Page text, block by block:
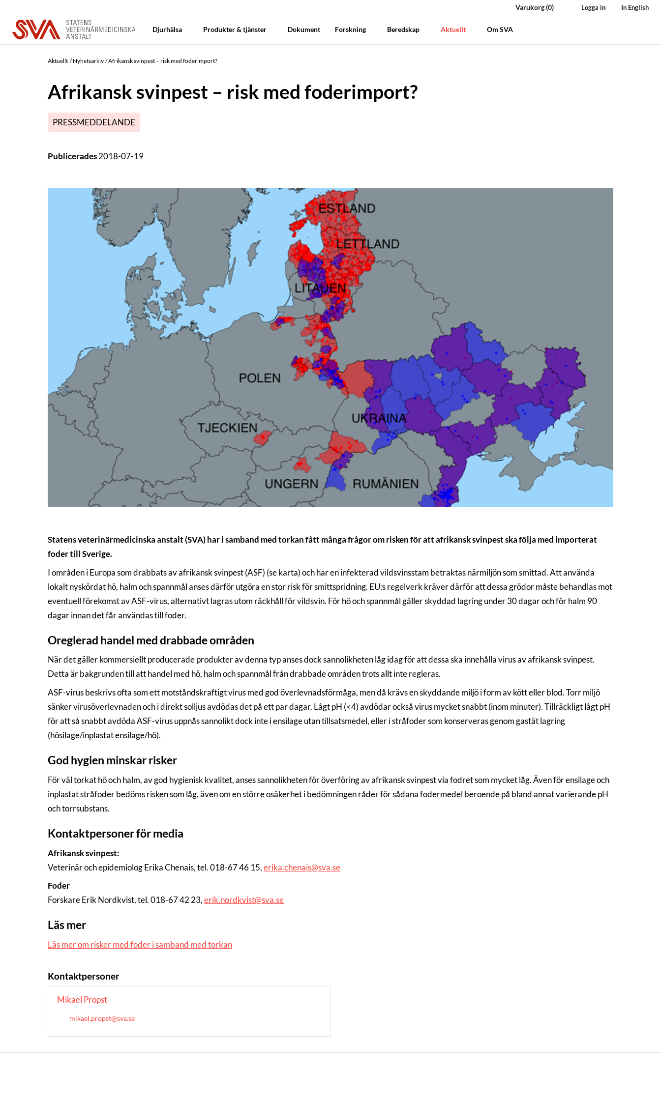
Varukorg(0) Logga in In English
Djurhälsa Produkter & tjänster Dokument Forskning Beredskap Aktuellt Om SVA
Aktuellt Nyhetsarkiv Afrikansk svinpest – risk med foderimport?
Afrikansk svinpest – risk med foderimport?
PRESSMEDDELANDE
Publicerades2018-07-19
Statens veterinärmedicinska anstalt (SVA) har i samband med torkan fått många frågor om risken för att afrikansk svinpest ska följa med importerat
foder till Sverige.
I områden i Europa som drabbats av afrikansk svinpest (ASF) (se karta) och har en infekterad vildsvinsstam betraktas närmiljön som smittad. Att använda
lokalt nyskördat hö, halm och spannmål anses därför utgöra en stor risk för smittspridning. EU:s regelverk kräver därför att dessa grödor måste behandlas mot
eventuell förekomst av ASF-virus, alternativt lagras utom räckhåll för vildsvin. För hö och spannmål gäller skyddad lagring under 30 dagar och för halm 90
dagar innan det får användas till foder.
Oreglerad handel med drabbade områden
När det gäller kommersiellt producerade produkter av denna typ anses dock sannolikheten låg idag för att dessa ska innehålla virus av afrikansk svinpest.
Detta är bakgrunden till att handel med hö, halm och spannmål från drabbade områden trots allt inte regleras.
ASF-virus beskrivs ofta som ett motståndskraftigt virus med god överlevnadsförmåga, men då krävs en skyddande miljö i form av kött eller blod. Torr miljö
sänker virusöverlevnaden och i direkt solljus avdödas det på ett par dagar. Lågt pH (<4) avdödar också virus mycket snabbt (inom minuter). Tillräckligt lågt pH
för att så snabbt avdöda ASF-virus uppnås sannolikt dock inte i ensilage utan tillsatsmedel, eller i stråfoder som konserveras genom gastät lagring
(hösilage/inplastat ensilage/hö).
God hygien minskar risker
För väl torkat hö och halm, av god hygienisk kvalitet, anses sannolikheten för överföring av afrikansk svinpest via fodret som mycket låg. Även för ensilage och
inplastat stråfoder bedöms risken som låg, även om en större osäkerhet i bedömningen råder för sådana fodermedel beroende på bland annat varierande pH
och torrsubstans.
Kontaktpersoner för media
Afrikansk svinpest:
Veterinär och epidemiolog Erika Chenais, tel. 018-67 46 15,erika.chenais@sva.se
Foder
Forskare Erik Nordkvist, tel. 018-67 42 23,erik.nordkvist@sva.se
Läs mer
Läs mer om risker med foder i samband med torkan
Kontaktpersoner
Mikael Propst
mikael.propst@sva.se